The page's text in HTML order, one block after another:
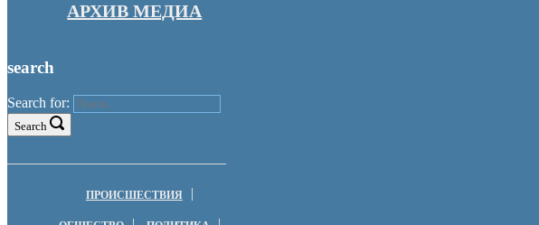
АРХИВ МЕДИА
search
Search for:
Search
ПРОИСШЕСТВИЯ